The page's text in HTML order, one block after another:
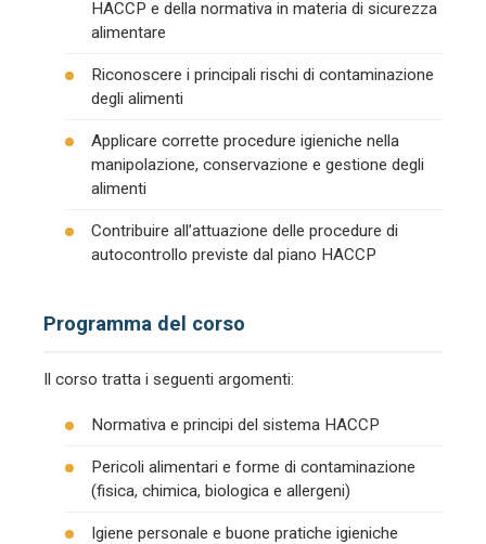
HACCP e della normativa in materia di sicurezza
alimentare
Riconoscere i principali rischi di contaminazione
degli alimenti
Applicare corrette procedure igieniche nella
manipolazione, conservazione e gestione degli
alimenti
Contribuire all’attuazione delle procedure di
autocontrollo previste dal piano HACCP
Programma del corso
Il corso tratta i seguenti argomenti:
Normativa e principi del sistema HACCP
Pericoli alimentari e forme di contaminazione
(fisica, chimica, biologica e allergeni)
Igiene personale e buone pratiche igieniche